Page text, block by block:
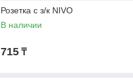
Розетка с з/к NIVO
В наличии
715 ₸